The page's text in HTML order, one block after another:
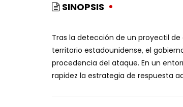
SINOPSIS
Tras la detección de un proyectil
territorio estadounidense, el
procedencia del ataque. En un
rapidez la estrategia de respuesta